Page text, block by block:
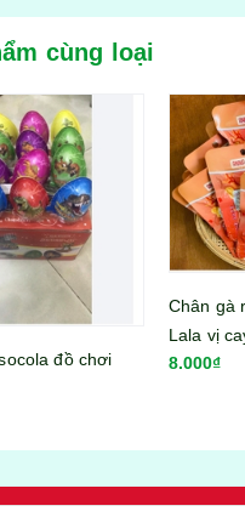
cùng loại
xương Anna
Bánh